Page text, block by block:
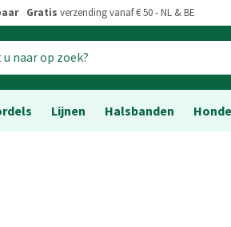
Gratis verzending vanaf € 50 - NL & BE
Lijnen Halsbanden